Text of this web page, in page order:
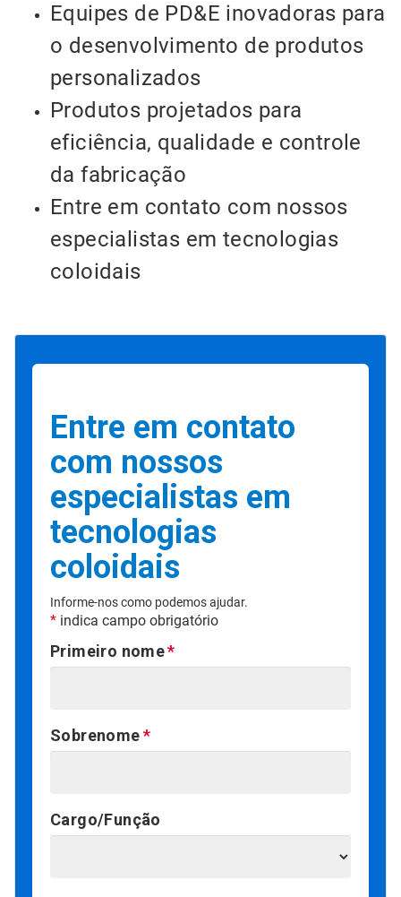
Equipes de PD&E inovadoras para
o desenvolvimento de produtos
personalizados
Produtos projetados para
eficiência, qualidade e controle
da fabricação
Entre em contato com nossos
especialistas em tecnologias
coloidais
Entre em contato
com nossos
especialistas em
tecnologias
coloidais
Informe-nos como podemos ajudar.
* indica campo obrigatório
Primeiro nome
Sobrenome
Cargo/Função